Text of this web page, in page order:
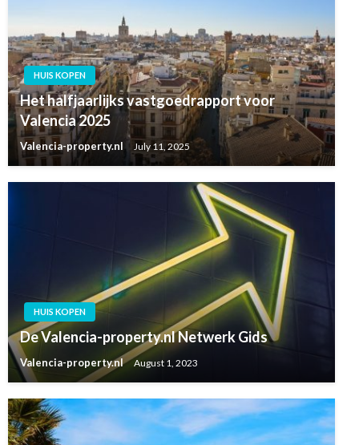
HUIS KOPEN
Het halfjaarlijks vastgoedrapport voor
Valencia 2025
Valencia-property.nl July 11, 2025
HUIS KOPEN
De Valencia-property.nl Netwerk Gids
Valencia-property.nl August 1, 2023